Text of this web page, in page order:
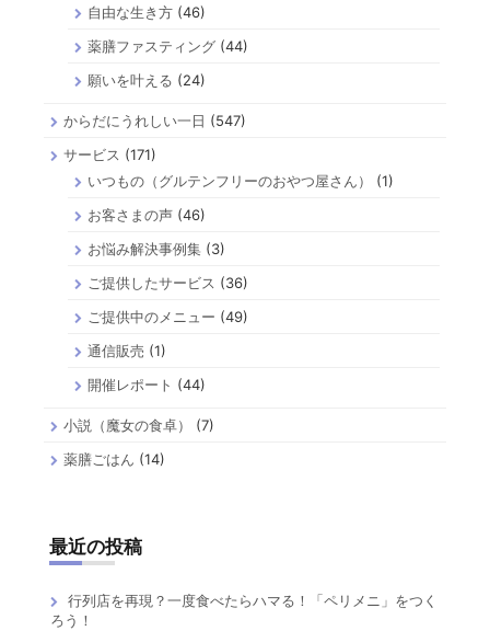
自由な生き方 (46)
薬膳ファスティング (44)
願いを叶える (24)
からだにうれしい一日 (547)
サービス (171)
いつもの（グルテンフリーのおやつ屋さん）
(1)
お客さまの声 (46)
お悩み解決事例集 (3)
ご提供したサービス (36)
ご提供中のメニュー (49)
通信販売 (1)
開催レポート (44)
小説（魔女の食卓）
(7)
薬膳ごはん (14)
最近の投稿
行列店を再現？一度食べたらハマる！「ペリメニ」をつく
ろう！